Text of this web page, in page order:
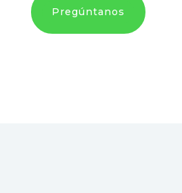
Pregúntanos